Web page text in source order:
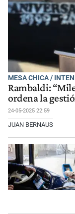
MESA CHICA /
Rambaldi:
ordena la
24-05-2025 22:59
JUAN BERNAUS